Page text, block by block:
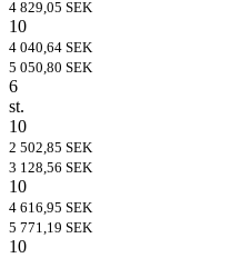
4 829,05 SEK
10
4 040,64 SEK
5 050,80 SEK
6
st.
10
2 502,85 SEK
3 128,56 SEK
10
4 616,95 SEK
5 771,19 SEK
10